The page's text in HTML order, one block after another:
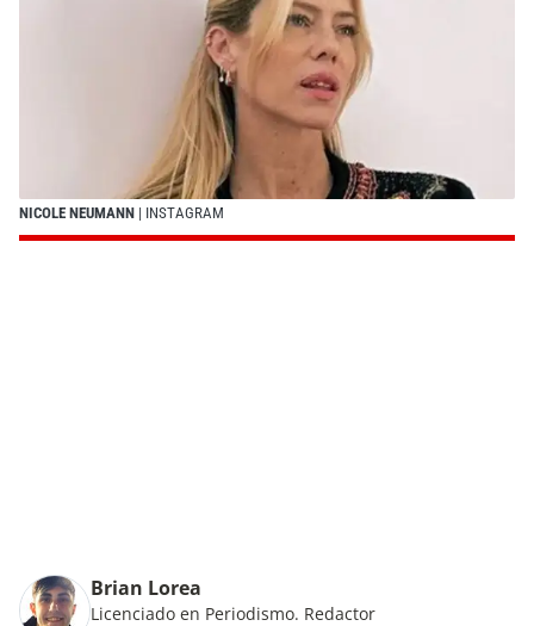
NICOLE NEUMANN | INSTAGRAM
Brian Lorea
Licenciado en Periodismo. Redactor